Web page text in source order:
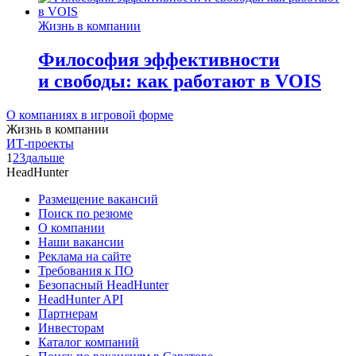
Жизнь в компании
Философия эффективности
и свободы: как работают в VOIS
О компаниях в игровой форме
Жизнь в компании
ИТ-проекты
1 23дальше
HeadHunter
Размещение вакансий
Поиск по резюме
О компании
Наши вакансии
Реклама на сайте
Требования к ПО
Безопасный HeadHunter
HeadHunter API
Партнерам
Инвесторам
Каталог компаний